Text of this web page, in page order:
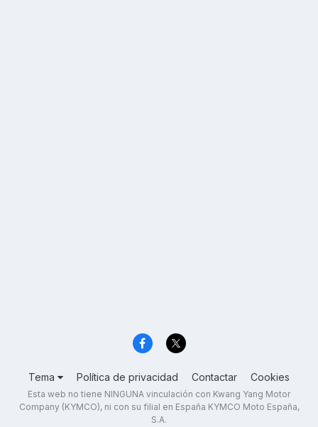
Tema Política de privacidad Contactar Cookies
Esta web no tiene NINGUNA vinculación con Kwang Yang Motor
Company (KYMCO), ni con su filial en España KYMCO Moto España,
S.A.